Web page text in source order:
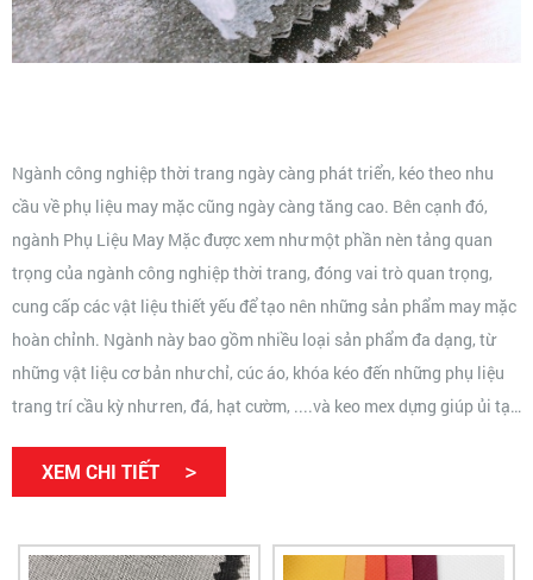
Ngành công nghiệp thời trang ngày càng phát triển, kéo theo nhu
cầu về phụ liệu may mặc cũng ngày càng tăng cao. Bên cạnh đó,
ngành Phụ Liệu May Mặc được xem như một phần nèn tảng quan
trọng của ngành công nghiệp thời trang, đóng vai trò quan trọng,
cung cấp các vật liệu thiết yếu để tạo nên những sản phẩm may mặc
hoàn chỉnh. Ngành này bao gồm nhiều loại sản phẩm đa dạng, từ
những vật liệu cơ bản như chỉ, cúc áo, khóa kéo đến những phụ liệu
trang trí cầu kỳ như ren, đá, hạt cườm, ....và keo mex dựng giúp ủi tạo
nhỏ trong may mặc thời trang.
XEM CHI TIẾT >